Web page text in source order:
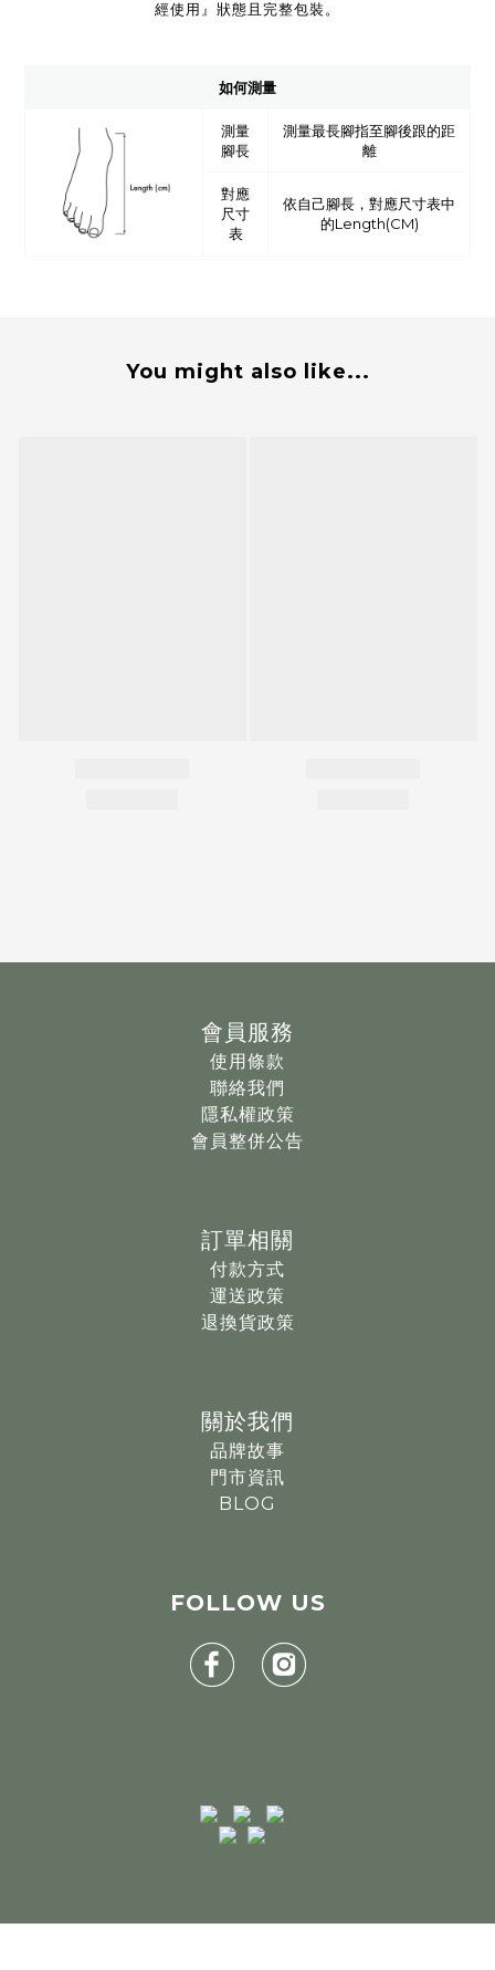
經使用』狀態且完整包裝。
如何測量
測量
腳長
測量最長腳指至腳後跟的距
離
對應
尺寸
表
依自己腳長，對應尺寸表中
的Length(CM)
You might also like...
會員服務
使用條款
聯絡我們
隱私權政策
會員整併公告
訂單相關
付款方式
運送政策
退換貨政策
關於我們
品牌故事
門市資訊
BLOG
FOLLOW US